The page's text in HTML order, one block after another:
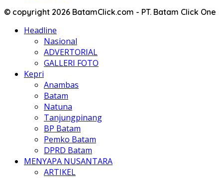
© copyright 2026 BatamClick.com - PT. Batam Click One
Headline
Nasional
ADVERTORIAL
GALLERI FOTO
Kepri
Anambas
Batam
Natuna
Tanjungpinang
BP Batam
Pemko Batam
DPRD Batam
MENYAPA NUSANTARA
ARTIKEL